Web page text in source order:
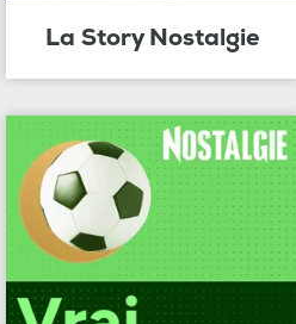
La Story Nostalgie